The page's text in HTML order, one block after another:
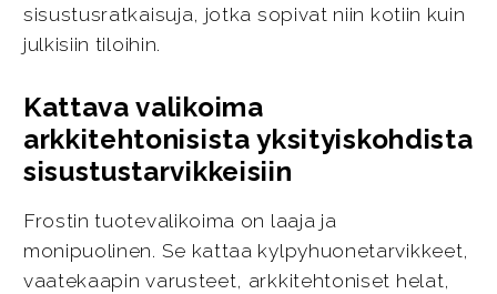
sisustusratkaisuja, jotka sopivat niin kotiin kuin
julkisiin tiloihin.
Kattava valikoima
arkkitehtonisista yksityiskohdista
sisustustarvikkeisiin
Frostin tuotevalikoima on laaja ja
monipuolinen. Se kattaa kylpyhuonetarvikkeet,
vaatekaapin varusteet, arkkitehtoniset helat,